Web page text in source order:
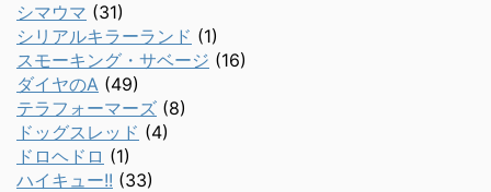
シマウマ (31)
シリアルキラーランド (1)
スモーキング・サベージ (16)
ダイヤのA (49)
テラフォーマーズ (8)
ドッグスレッド (4)
ドロヘドロ (1)
ハイキュー!! (33)